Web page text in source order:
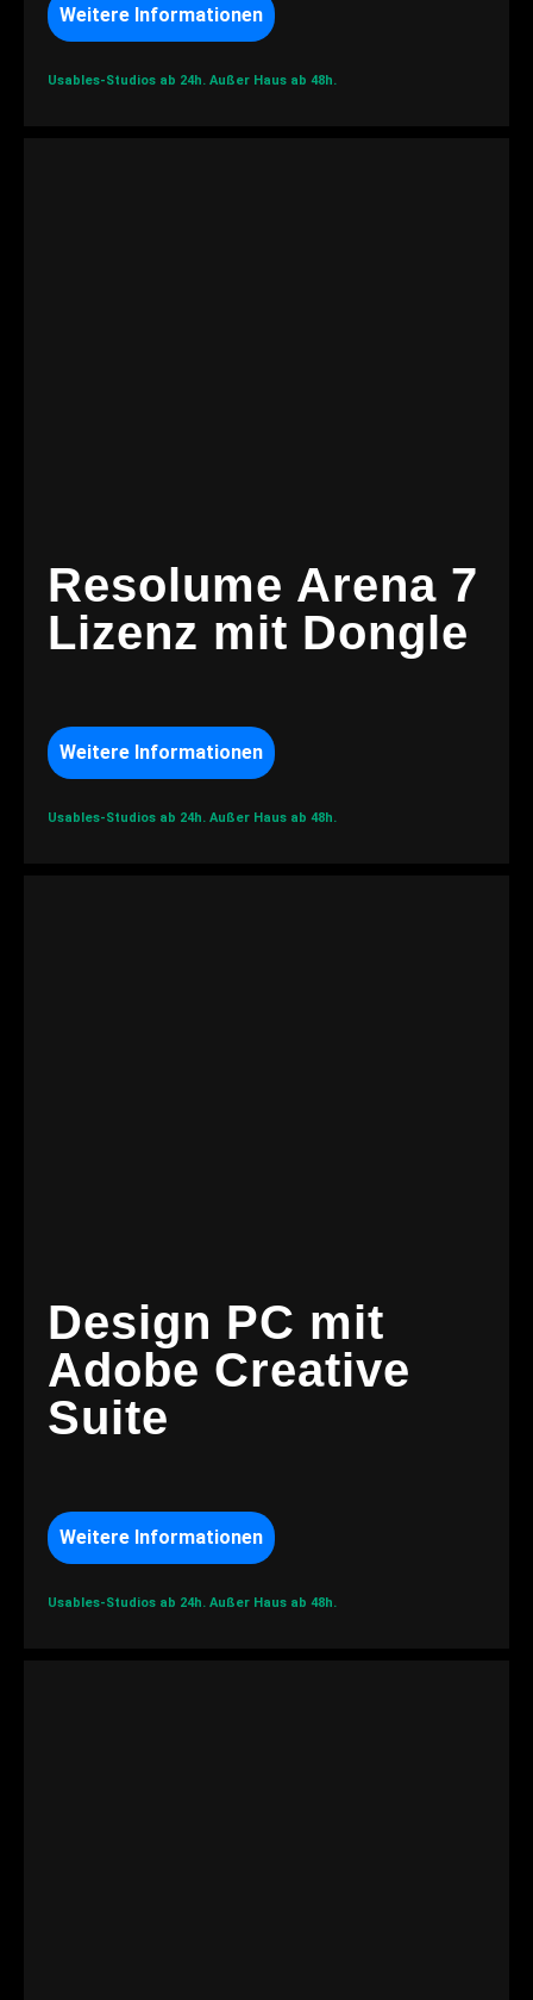
Weitere Informationen
Usables-Studios ab 24h. Außer Haus ab 48h.
Resolume Arena 7
Lizenz mit Dongle
Weitere Informationen
Usables-Studios ab 24h. Außer Haus ab 48h.
Design PC mit
Adobe Creative
Suite
Weitere Informationen
Usables-Studios ab 24h. Außer Haus ab 48h.